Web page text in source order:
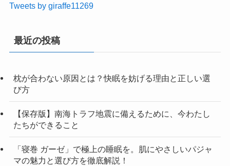
Tweets by giraffe11269
最近の投稿
枕が合わない原因とは？快眠を妨げる理由と正しい選
び方
【保存版】南海トラフ地震に備えるために、今わたし
たちができること
「寝巻 ガーゼ」で極上の睡眠を。肌にやさしいパジャ
マの魅力と選び方を徹底解説！